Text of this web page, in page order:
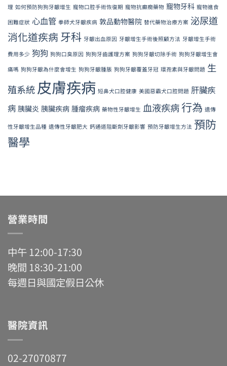
理 如何預防狗狗牙齦增生 寵物口腔手術恢復期 寵物抗癲癇藥物 寵物牙科 寵物進食
困難症狀 心血管 拳師犬牙齦疾病 敦品動物醫院 替代藥物治療方案 泌尿道
消化道疾病 牙科 牙齦出血原因 牙齦增生手術後照顧方法 牙齦增生手術
費用多少 狗狗 狗狗口臭原因 狗狗牙齒護理方案 狗狗牙齦切除手術 狗狗牙齦增生會
痛嗎 狗狗牙齦為什麼會增生 狗狗牙齦腫脹 狗狗牙齦覆蓋牙冠 環孢素與牙齦問題 生
殖系統 皮膚疾病 短鼻犬口腔健康 美國惡霸犬口腔問題 肝臟疾
病 胰臟炎 胰臟疾病 腫瘤疾病 藥物性牙齦增生 血液疾病行為 遺傳
性牙齦增生品種 遺傳性牙齦肥大 鈣通道阻斷劑牙齦影響 預防牙齦增生方法 預防
醫學
營業時間
中午 12:00-17:30
晚間 18:30-21:00
每週日與國定假日公休
醫院資訊
02-27070877